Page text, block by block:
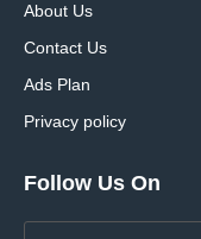
About Us
Contact Us
Ads Plan
Privacy policy
Follow Us On